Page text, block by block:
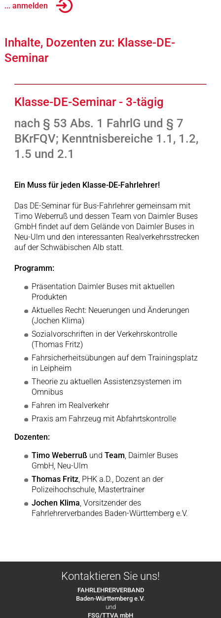
... anmelden
Inhalte, Dozenten zu: Klasse-DE-
Seminar
Klasse-DE-Seminar - 3-tägig
nach § 53 Abs. 1 FahrlG und § 7
BKrFQV; Kenntnisbereiche 1.1, 1.2,
1.5 und 2.1
Ein Muss für jeden Klasse-DE-Fahrlehrer!
Das DE-Seminar für Bus-Fahrlehrer gemeinsam mit
Timo Weberruß und dessen Team von Daimler Buses
GmbH findet auf dem Gelände von Daimler Buses in
Neu-Ulm und den interessanten Realverkehrsstrecken
auf der Schwäbischen Alb statt.
Programm:
Präsentation Daimler Buses mit aktuellen
Produkten
Aktuelles Recht: Neuerungen und Änderungen
(Jochen Klima)
Sozialvorschriften in der Verkehrskontrolle
(Thomas Fritz)
Fahrsicherheitsübungen auf dem Trainingsplatz
in Leipheim
Theorie zu aktuellen Assistenzsystemen im
Omnibus
Fahren im Realverkehr
Praxis am Fahrzeug mit Abfahrtskontrolle
Dozenten:
Timo Weberrußund Team, Daimler Buses
GmbH, Neu-Ulm
Thomas Fritz, PHK a.D., Dozent an der
Polizeihochschule, Mastertrainer
Jochen Klima, Vorsitzender des
Fahrlehrerverbandes Baden-Württemberg e.V.
Kontaktieren Sie uns!
FAHRLEHRERVERBAND
Baden-Württemberg e.V.
und
FSG/TTVA mbH